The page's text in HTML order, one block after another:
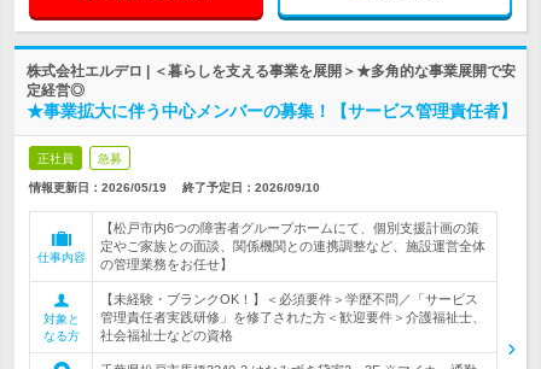
株式会社エルデロ | ＜暮らしを支える事業を展開＞★多角的な事業展開で安
定経営◎
★事業拡大に伴う中心メンバーの募集！【サービス管理責任者】
正社員 急募
情報更新日：2026/05/19 終了予定日： 2026/09/10
仕事内容
【松戸市内6つの障害者グループホームにて、個別支援計画の策
定やご家族との面談、関係機関との連携調整など、施設運営全体
の管理業務をお任せ】
対象と
なる方
【未経験・ブランクOK！】＜必須要件＞学歴不問／「サービス
管理責任者実践研修」を修了された方＜歓迎要件＞介護福祉士、
社会福祉士などの資格